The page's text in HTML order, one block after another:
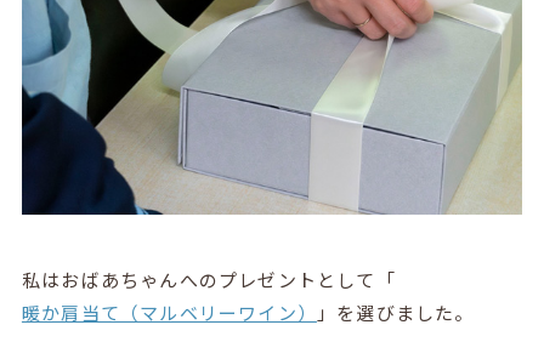
私はおばあちゃんへのプレゼントとして「
暖か肩当て（マルベリーワイン）
」を選びました。